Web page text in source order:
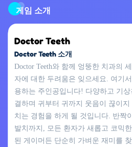
게임 소개
Doctor Teeth
Doctor Teeth 소개
Doctor Teeth와 함께 엉뚱한 치과의
자에 대한 두려움은 잊으세요. 여기
용하는 주인공입니다! 다양하고 기
결하며 귀부터 귀까지 웃음이 끊이
치는 경험을 하게 될 것입니다. 반짝
발치까지, 모든 환자가 새롭고 코믹
된 게이머든 단순히 가벼운 재미를